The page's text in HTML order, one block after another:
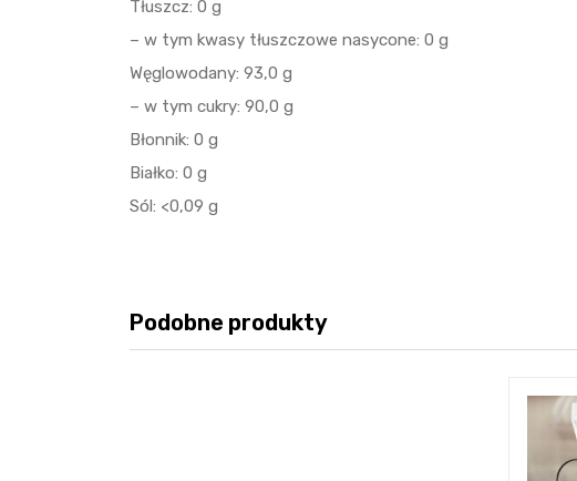
Tłuszcz: 0 g
– w tym kwasy tłuszczowe nasycone: 0 g
Węglowodany: 93,0 g
– w tym cukry: 90,0 g
Błonnik: 0 g
Białko: 0 g
Sól: <0,09 g
Podobne produkty